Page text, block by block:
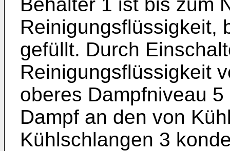
Reinigungsflüssigkeit,
gefüllt. Durch
Reinigungsflüssigkeit
oberes Dampfniveau
Dampf an den von
Kühlschlangen 3